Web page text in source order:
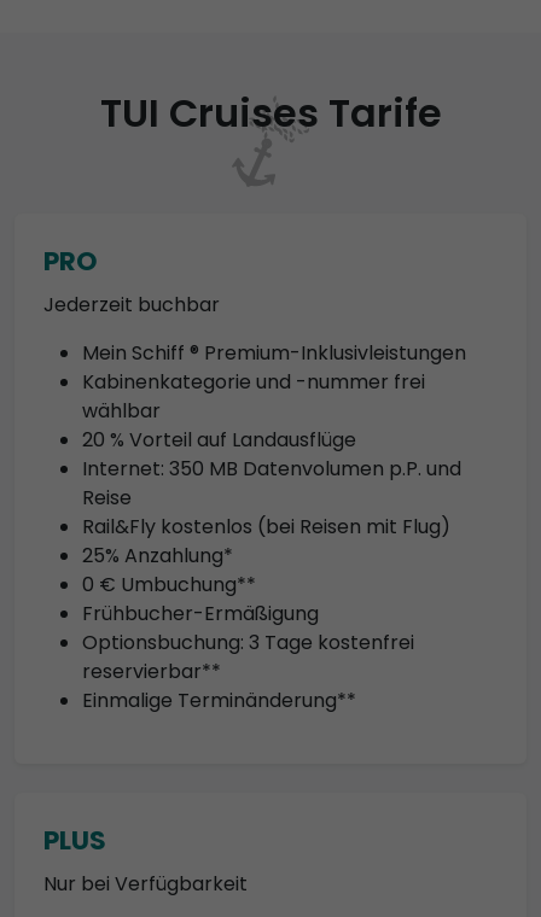
TUI Cruises Tarife
PRO
Jederzeit buchbar
Mein Schiff ® Premium-Inklusivleistungen
Kabinenkategorie und -nummer frei
wählbar
20 % Vorteil auf Landausflüge
Internet: 350 MB Datenvolumen p.P. und
Reise
Rail&Fly kostenlos (bei Reisen mit Flug)
25% Anzahlung*
0 € Umbuchung**
Frühbucher-Ermäßigung
Optionsbuchung: 3 Tage kostenfrei
reservierbar**
Einmalige Terminänderung**
PLUS
Nur bei Verfügbarkeit